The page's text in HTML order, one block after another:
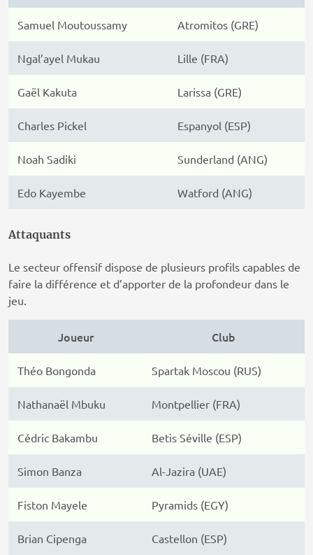
Samuel Moutoussamy Atromitos (GRE)
Ngal’ayel Mukau Lille (FRA)
Gaël Kakuta Larissa (GRE)
Charles Pickel Espanyol (ESP)
Noah Sadiki Sunderland (ANG)
Edo Kayembe Watford (ANG)
Attaquants
Le secteur offensif dispose de plusieurs profils capables de
faire la différence et d’apporter de la profondeur dans le
jeu.
Joueur Club
Théo Bongonda Spartak Moscou (RUS)
Nathanaël Mbuku Montpellier (FRA)
Cédric Bakambu Betis Séville (ESP)
Simon Banza Al-Jazira (UAE)
Fiston Mayele Pyramids (EGY)
Brian Cipenga Castellon (ESP)